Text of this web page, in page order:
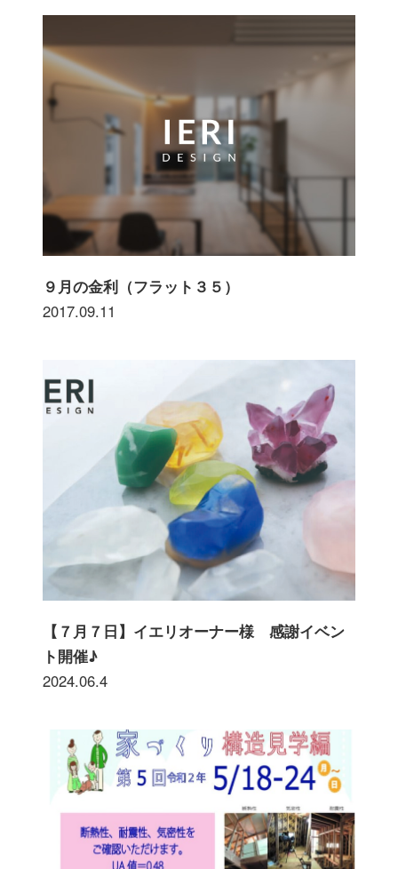
９月の金利（フラット３５）
2017.09.11
【７月７日】イエリオーナー様 感謝イベン
ト開催♪
2024.06.4